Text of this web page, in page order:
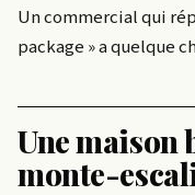
Un commercial qui
package » a quelque
Une maison
monte-